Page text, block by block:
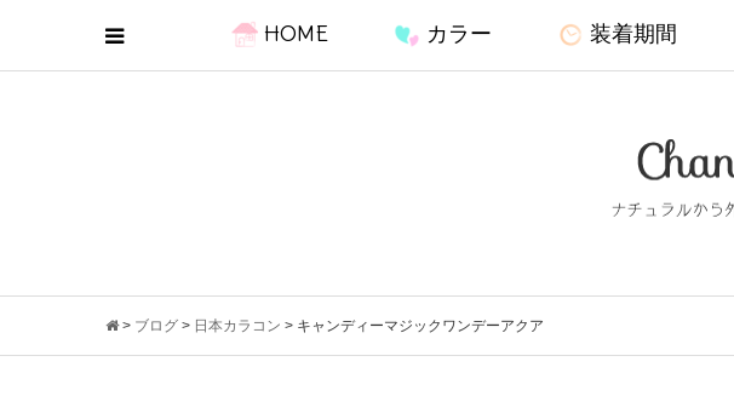
HOME カラー 装着期間
> ブログ > 日本カラコン > キャンディーマジックワンデーアクア